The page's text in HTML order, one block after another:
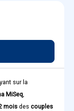
sur la
MiSeq
mois des couples